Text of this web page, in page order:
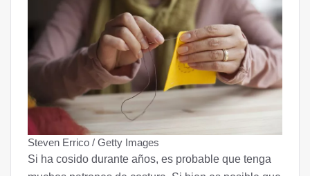
Steven Errico / Getty Images
Si ha cosido durante años, es probable que tenga